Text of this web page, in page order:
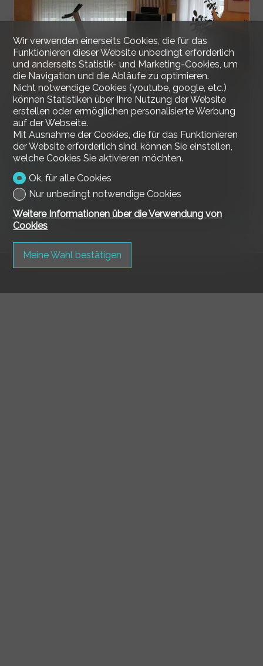
Attikawohnung
Losone
150 m²
4.5
3
Wir verwenden einerseits Cookies, die für das
Funktionieren dieser Website unbedingt erforderlich
und anderseits Statistik- und Marketing-Cookies, um
die Navigation und die Abläufe zu optimieren.
Nicht notwendige Cookies (youtube, google, etc.)
können Statistiken über Ihre Nutzung der Website
erstellen oder ermöglichen personalisierte Werbung
auf der Webseite.
Mit Ausnahme der Cookies, die für das Funktionieren
der Website erforderlich sind, können Sie einstellen,
welche Cookies Sie aktivieren möchten.
Ok, für alle Cookies
Nur unbedingt notwendige Cookies
Weitere Informationen über die Verwendung von
Cookies
Meine Wahl bestätigen